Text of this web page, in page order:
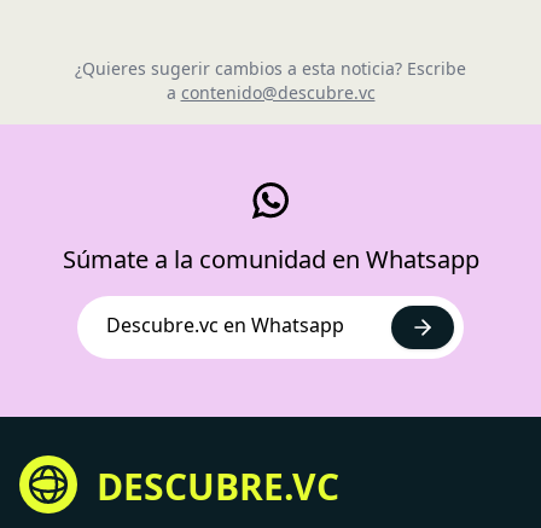
¿Quieres sugerir cambios a esta noticia? Escribe
a contenido@descubre.vc
Súmate a la comunidad en Whatsapp
Descubre.vc en Whatsapp
DESCUBRE.VC